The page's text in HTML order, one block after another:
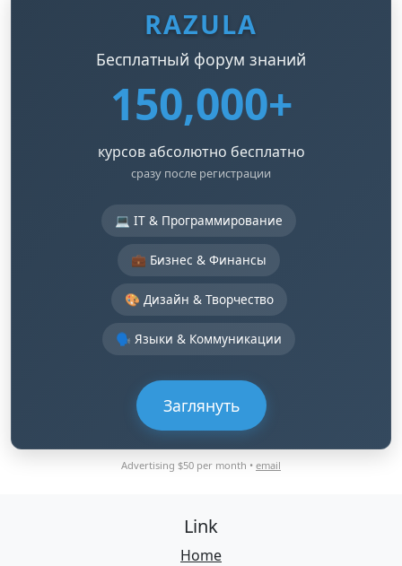
RAZULA
Бесплатный форум знаний
150,000+
курсов абсолютно бесплатно
сразу после регистрации
💻 IT & Программирование
💼 Бизнес & Финансы
🎨 Дизайн & Творчество
🗣️ Языки & Коммуникации
Заглянуть
Advertising $50 per month • email
Link
Home